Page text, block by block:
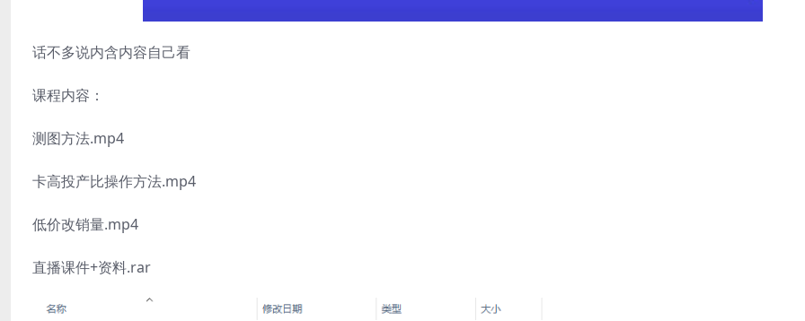
话不多说内含内容自己看
课程内容：
测图方法.mp4
卡高投产比操作方法.mp4
低价改销量.mp4
直播课件+资料.rar